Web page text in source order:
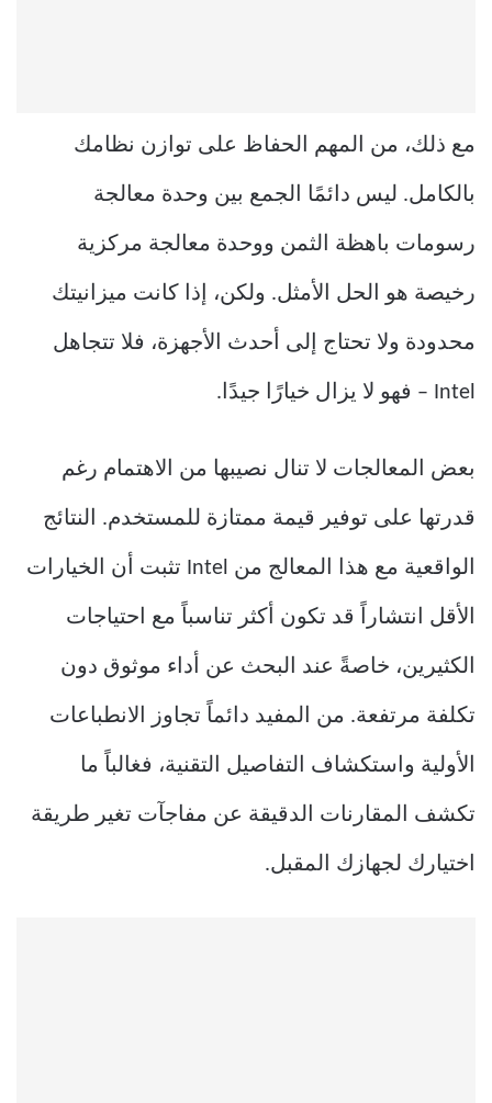
مع ذلك، من المهم الحفاظ على توازن نظامك
بالكامل. ليس دائمًا الجمع بين وحدة معالجة
رسومات باهظة الثمن ووحدة معالجة مركزية
رخيصة هو الحل الأمثل. ولكن، إذا كانت ميزانيتك
محدودة ولا تحتاج إلى أحدث الأجهزة، فلا تتجاهل
Intel – فهو لا يزال خيارًا جيدًا.
بعض المعالجات لا تنال نصيبها من الاهتمام رغم
قدرتها على توفير قيمة ممتازة للمستخدم. النتائج
الواقعية مع هذا المعالج من Intel تثبت أن الخيارات
الأقل انتشاراً قد تكون أكثر تناسباً مع احتياجات
الكثيرين، خاصةً عند البحث عن أداء موثوق دون
تكلفة مرتفعة. من المفيد دائماً تجاوز الانطباعات
الأولية واستكشاف التفاصيل التقنية، فغالباً ما
تكشف المقارنات الدقيقة عن مفاجآت تغير طريقة
اختيارك لجهازك المقبل.